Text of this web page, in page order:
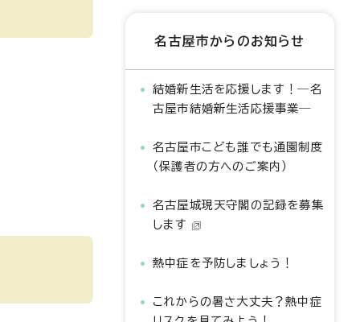
名古屋市からのお知らせ
結婚新生活を応援します！―名
古屋市結婚新生活応援事業―
名古屋市こども誰でも通園制度
（保護者の方へのご案内）
名古屋城現天守閣の記録を募集
します
熱中症を予防しましょう！
これからの暑さ大丈夫？熱中症